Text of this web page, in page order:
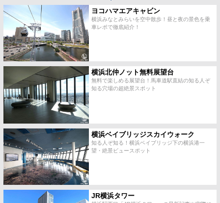
ヨコハマエアキャビン
横浜みなとみらいを空中散歩！昼と夜の景色を乗
車レポで徹底紹介！
横浜北仲ノット無料展望台
無料で楽しめる展望台！馬車道駅直結の知る人ぞ
知る穴場の超絶景スポット
横浜ベイブリッジスカイウォーク
知る人ぞ知る！横浜ベイブリッジ下の横浜港一
望・絶景ビュースポット
JR横浜タワー